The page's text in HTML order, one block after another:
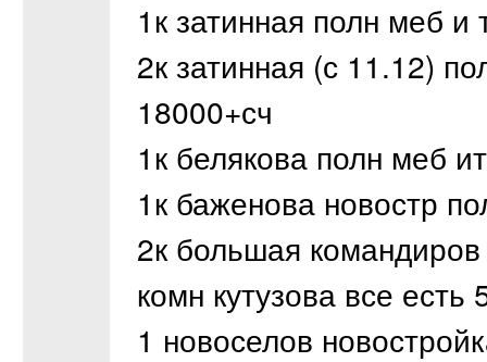
1к затинная полн меб и
2к затинная (с 11.12)
18000+сч
1к белякова полн меб
1к баженова новостр
2к большая
комн кутузова все есть
1 новоселов